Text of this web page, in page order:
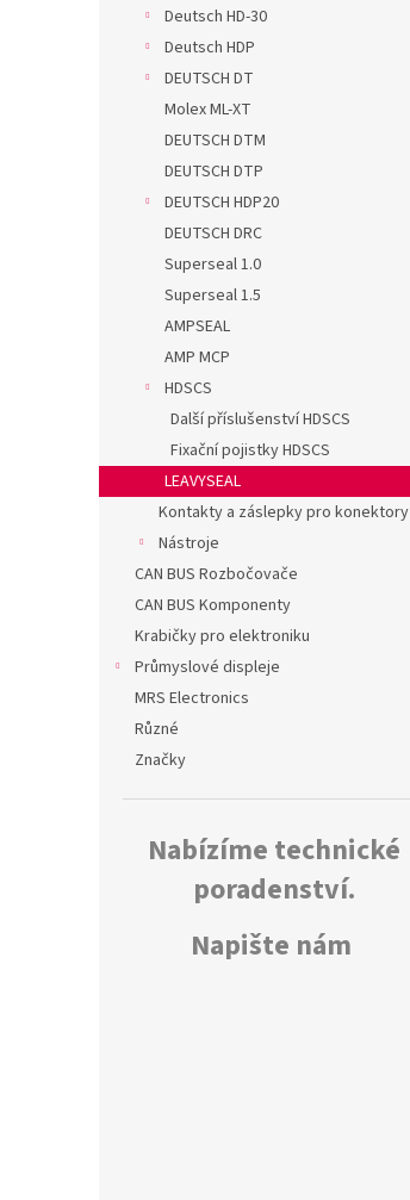
Deutsch HD-30
Deutsch HDP
DEUTSCH DT
Molex ML-XT
DEUTSCH DTM
DEUTSCH DTP
DEUTSCH HDP20
DEUTSCH DRC
Superseal 1.0
Superseal 1.5
AMPSEAL
AMP MCP
HDSCS
Další příslušenství HDSCS
Fixační pojistky HDSCS
LEAVYSEAL
Kontakty a záslepky pro konektory
Nástroje
CAN BUS Rozbočovače
CAN BUS Komponenty
Krabičky pro elektroniku
Průmyslové displeje
MRS Electronics
Různé
Značky
Nabízíme technické
poradenství.
Napište nám